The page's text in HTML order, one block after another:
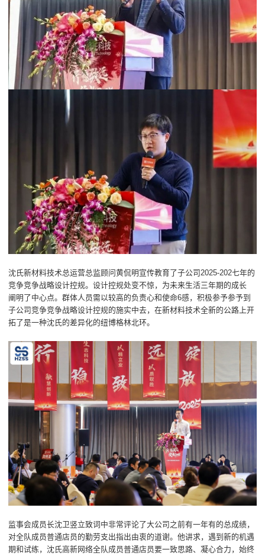
沈氏新材料技术总运营总监顾问黄侃明宣传教育了子公司2025-202七年的
竞争竞争战略设计控规。设计控规处变不惊，为未来生活三年期的成长
阐明了中心点。群体人员需以较高的负责心和使命6感，积极参予参予到
子公司竞争竞争战略设计控规的施实中去，在新材料技术全新的公路上开
拓了是一种沈氏的差异化的纽博格林北环。
监事会成员长沈卫竖立致词中非常评论了大公司之前有一年有的总成绩，
对全队成员普通店员的勤劳支出指出由衷的道谢。他讲求，遇到新的机遇
期和试练，沈氏高新网络全队成员普通店员要一致思路、凝心合力，始终